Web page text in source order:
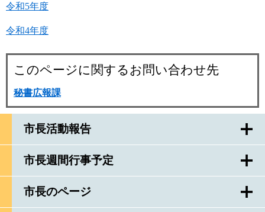
市長活動報告
市長週間行事予定
市長のページ
令和5年度
令和4年度
このページに関するお問い合わせ先
秘書広報課